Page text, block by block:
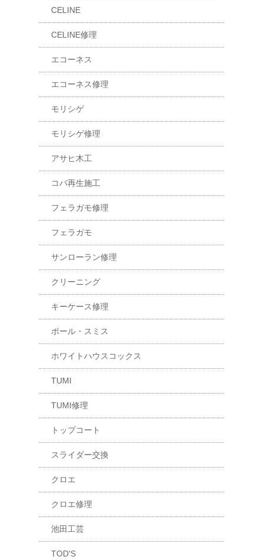
CELINE
CELINE修理
エコーネス
エコーネス修理
モリシゲ
モリシゲ修理
アサヒ木工
コバ再生施工
フェラガモ修理
フェラガモ
サンローラン修理
クリーニング
キーケース修理
ポール・スミス
ホワイトハウスコックス
TUMI
TUMI修理
トップコート
スライダー交換
クロエ
クロエ修理
池田工芸
TOD'S